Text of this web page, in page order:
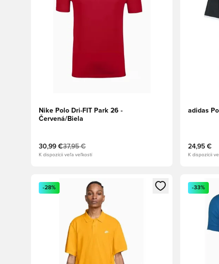
Nike Polo Dri-FIT Park 26 -
Červená/Biela
30,99 €37,95 €
K dispozícii veľa veľkostí
adidas
24,95 €
K dispozícii
Otvorí modál na prihlásenie alebo registráciu ako člen
-28%
Otvorí
-33%